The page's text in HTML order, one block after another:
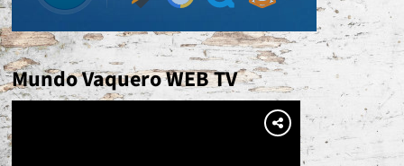
Mundo Vaquero WEB TV